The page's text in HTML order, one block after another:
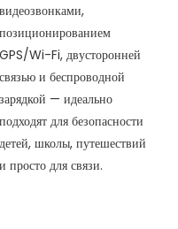
видеозвонками,
позиционированием
GPS/Wi-Fi, двусторонней
связью и беспроводной
зарядкой — идеально
подходят для безопасности
детей, школы, путешествий
и просто для связи.